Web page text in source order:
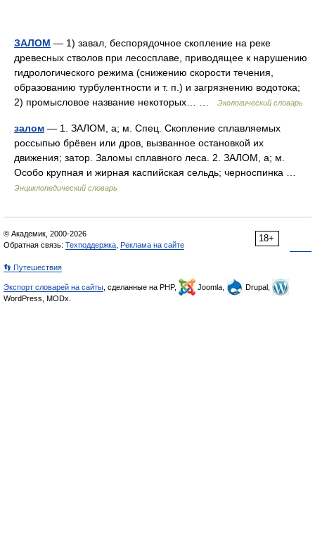
ЗАЛОМ — 1) завал, беспорядочное скопление на реке
древесных стволов при лесосплаве, приводящее к нарушению
гидрологического режима (снижению скорости течения,
образованию турбулентности и т. п.) и загрязнению водотока;
2) промысловое название некоторых… …
Экологический словарь
залом — 1. ЗАЛОМ, а; м. Спец. Скопление сплавляемых
россыпью брёвен или дров, вызванное остановкой их
движения; затор. Заломы сплавного леса. 2. ЗАЛОМ, а; м.
Особо крупная и жирная каспийская сельдь; черноспинка …
Энциклопедический словарь
18+
© Академик, 2000-2026
Обратная связь: Техподдержка Реклама на сайте
👣 Путешествия
Экспорт словарей на сайты , сделанные на PHP, Joomla,
Drupal,
WordPress, MODx.